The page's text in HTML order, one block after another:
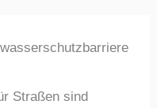
Straßen sind